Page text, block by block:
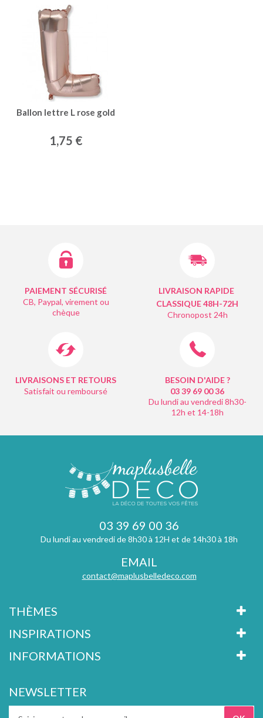
Ballon lettre L rose gold
1,75 €
PAIEMENT SÉCURISÉ
CB, Paypal, virement ou
chèque
LIVRAISON RAPIDE
CLASSIQUE 48H-72H
Chronopost 24h
LIVRAISONS ET RETOURS
Satisfait ou remboursé
BESOIN D'AIDE ?
03 39 69 0036
Du lundi au vendredi 8h30-
12h et 14-18h
03 39 69 00 36
Du lundi au vendredi de 8h30 à 12H et de 14h30 à 18h
EMAIL
contact@maplusbelledeco.com
THÈMES
INSPIRATIONS
INFORMATIONS
NEWSLETTER